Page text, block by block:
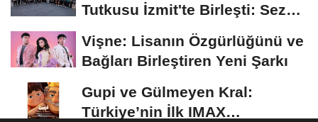
Tutkusu İzmit'te Birleşti: Sezon
Vişne: Lisanın Özgürlüğünü ve
Bağları Birleştiren Yeni Şarkı
Gupi ve Gülmeyen Kral:
Türkiye’nin İlk IMAX